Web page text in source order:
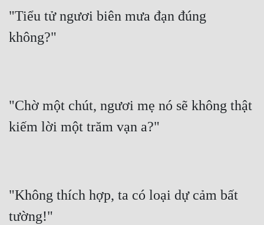
"Tiểu tử ngươi biên mưa đạn đúng
không?"
"Chờ một chút, ngươi mẹ nó sẽ không thật
kiếm lời một trăm vạn a?"
"Không thích hợp, ta có loại dự cảm bất
tường!"